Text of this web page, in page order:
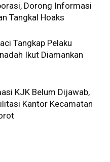
Dorong Informasi
Tangkal Hoaks
Tangkap Pelaku
Ikut Diamankan
KJK Belum Dijawab,
Kantor Kecamatan